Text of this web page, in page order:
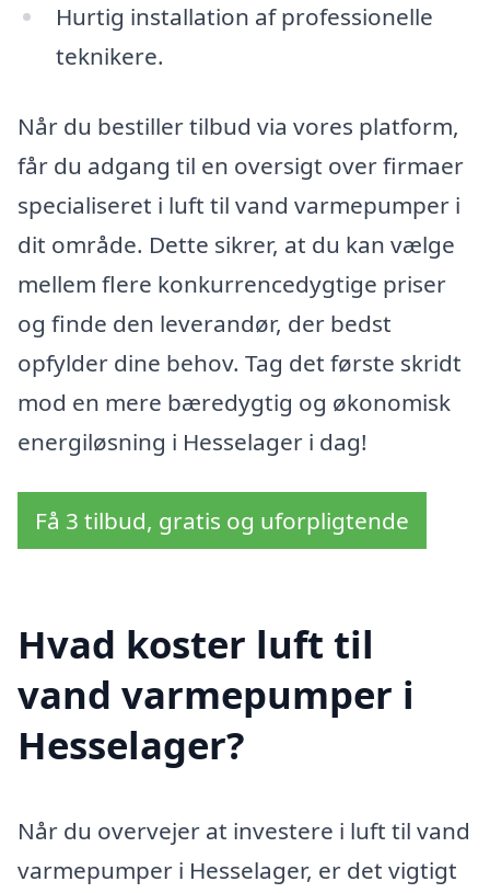
Hurtig installation af professionelle
teknikere.
Når du bestiller tilbud via vores platform,
får du adgang til en oversigt over firmaer
specialiseret i luft til vand varmepumper i
dit område. Dette sikrer, at du kan vælge
mellem flere konkurrencedygtige priser
og finde den leverandør, der bedst
opfylder dine behov. Tag det første skridt
mod en mere bæredygtig og økonomisk
energiløsning i Hesselager i dag!
Få 3 tilbud, gratis og uforpligtende
Hvad koster luft til
vand varmepumper i
Hesselager?
Når du overvejer at investere i luft til vand
varmepumper i Hesselager, er det vigtigt